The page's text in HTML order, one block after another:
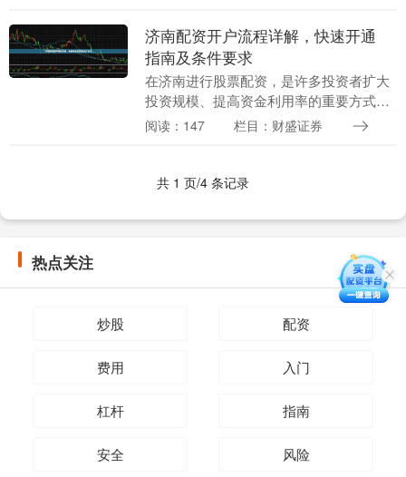
注。然而，对于初....
济南配资开户流程详解，快速开通
指南及条件要求
在济南进行股票配资，是许多投资者扩大
投资规模、提高资金利用率的重要方式。
然而期货配资平台，对于初次接触配资的
阅读：147 栏目：财盛证券
共 1 页/4 条记录
热点关注
炒股 配资
费用 入门
杠杆 指南
安全 风险